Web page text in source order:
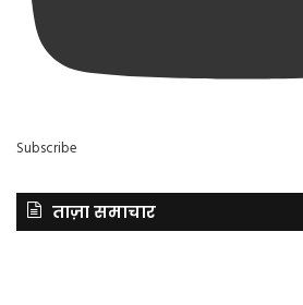
Subscribe
ताज़ा समाचार